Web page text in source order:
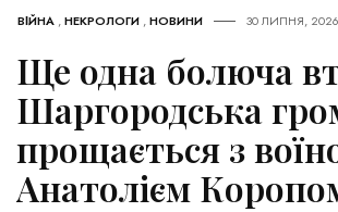
ВІЙНА ,НЕКРОЛОГИ ,НОВИНИ 30 ЛИПНЯ, 2026
Ще одна болюча
Шаргородська
прощається з
Анатолієм